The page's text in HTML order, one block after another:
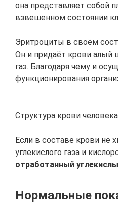
она представляет собой
взвешенном состоянии
Эритроциты в своём
Он и придаёт крови алый
газ. Благодаря чему и
функционирования
Структура крови
Если в составе крови не
углекислого газа и
отработанный
Нормальные